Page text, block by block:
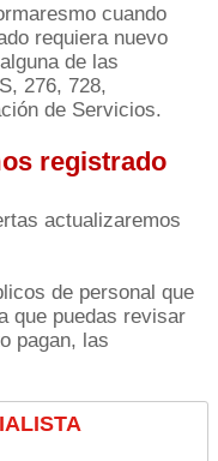
cuando
requiera nuevo
de las
276, 728,
de Servicios.
registrado
actualizaremos
de personal que
que puedas revisar
pagan, las